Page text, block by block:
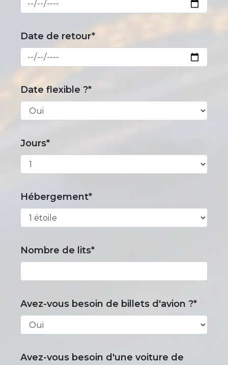
Date de retour*
Date flexible ?*
Jours*
Hébergement*
Nombre de lits*
Avez-vous besoin de billets d'avion ?*
Avez-vous besoin d'une voiture de